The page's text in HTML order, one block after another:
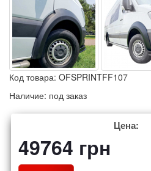
Код товара: OFSPRINTFF107
Наличие: под заказ
Цена:
49764 грн